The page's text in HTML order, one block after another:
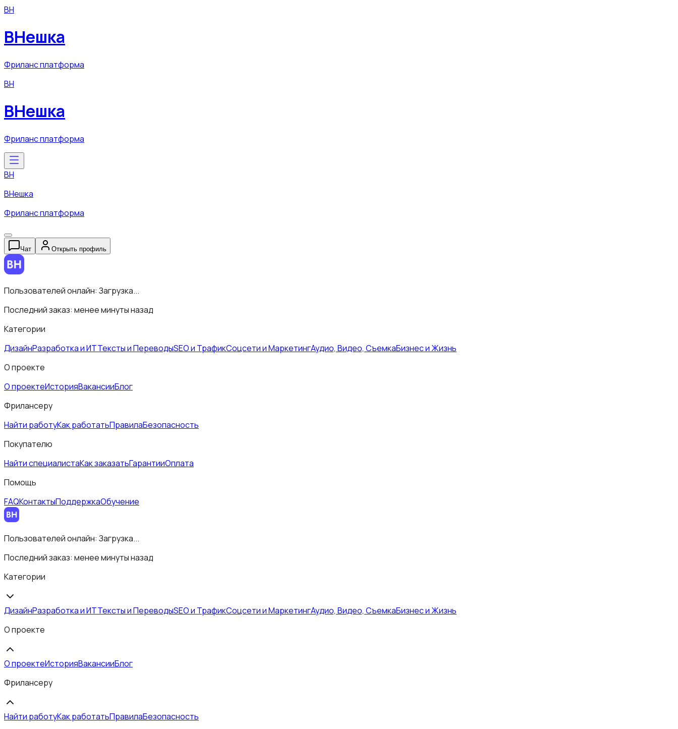
ВН
ВНешка
Фриланс платформа
ВН
ВНешка
Фриланс платформа
ВН
ВНешка
Фриланс платформа
Чат Открыть профиль
Пользователей онлайн: Загрузка...
Последний заказ: менее минуты назад
Категории
ДизайнРазработка и ИТТексты и ПереводыSEO и ТрафикСоцсети и МаркетингАудио, Видео, СъемкаБизнес и Жизнь
О проекте
О проектеИсторияВакансииБлог
Фрилансеру
Найти работуКак работатьПравилаБезопасность
Покупателю
Найти специалистаКак заказатьГарантииОплата
Помощь
FAQКонтактыПоддержкаОбучение
Пользователей онлайн: Загрузка...
Последний заказ: менее минуты назад
Категории
ДизайнРазработка и ИТТексты и ПереводыSEO и ТрафикСоцсети и МаркетингАудио, Видео, СъемкаБизнес и Жизнь
О проекте
О проектеИсторияВакансииБлог
Фрилансеру
Найти работуКак работатьПравилаБезопасность